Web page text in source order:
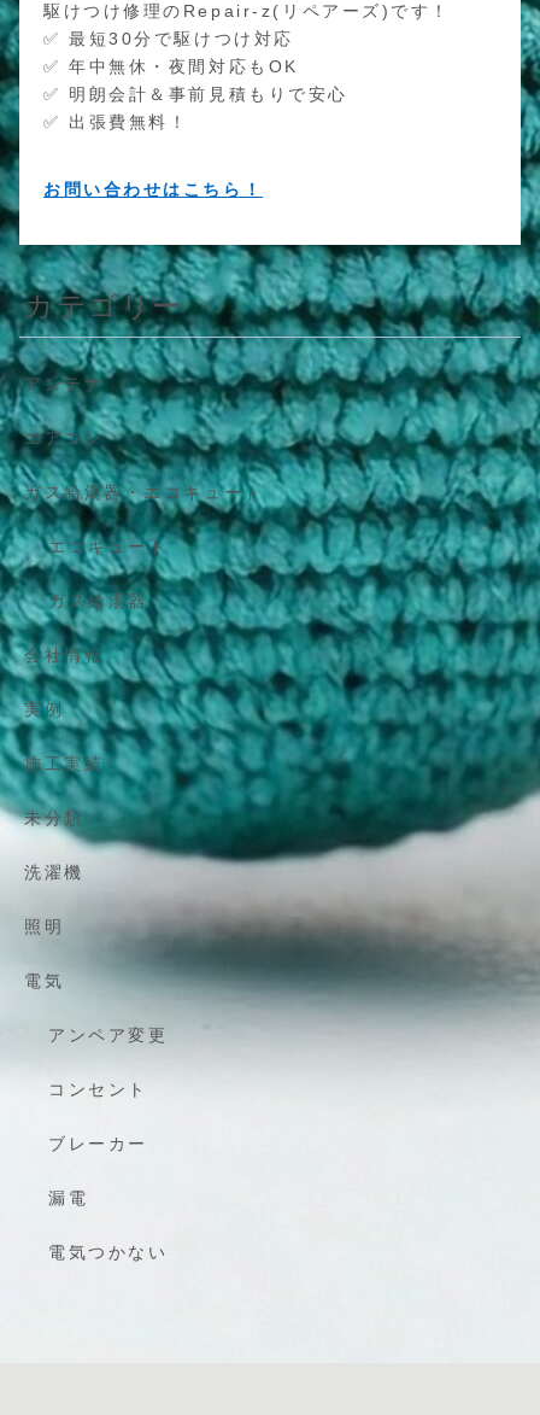
駆けつけ修理のRepair-z(リペアーズ)です！
✅ 最短30分で駆けつけ対応
✅ 年中無休・夜間対応もOK
✅ 明朗会計＆事前見積もりで安心
✅ 出張費無料！
お問い合わせはこちら！
カテゴリー
アンテナ
エアコン
ガス給湯器・エコキュート
エコキュート
ガス給湯器
会社情報
実例
施工実績
未分類
洗濯機
照明
電気
アンペア変更
コンセント
ブレーカー
漏電
電気つかない